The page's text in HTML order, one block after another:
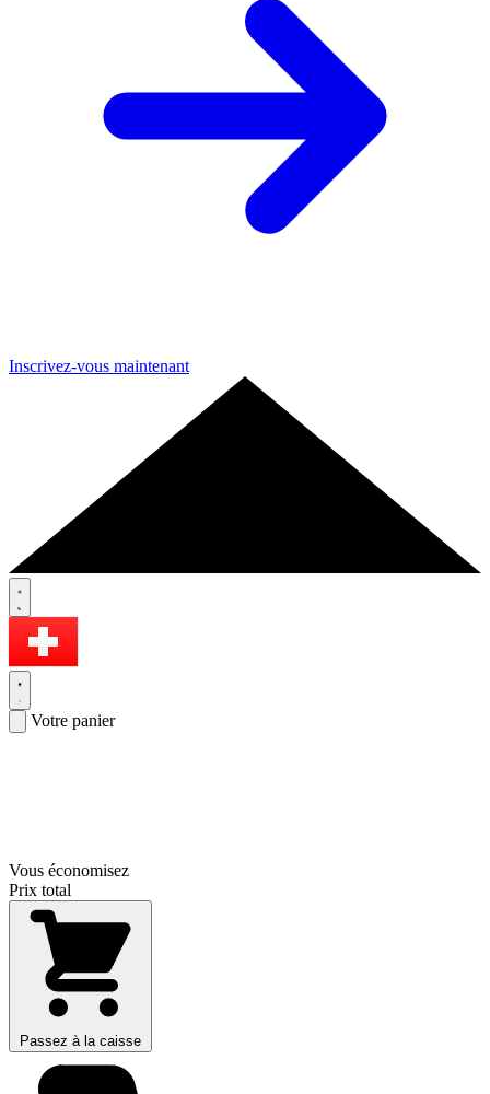
Inscrivez-vous maintenant
Votre panier
Vous économisez
Prix total
Passez à la caisse